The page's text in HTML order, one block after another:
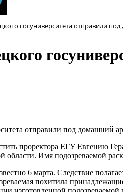
госуниверситета отправили
проректора ЕГУ Евгению
Имя подозреваемой
6 марта. Следствие
похитила